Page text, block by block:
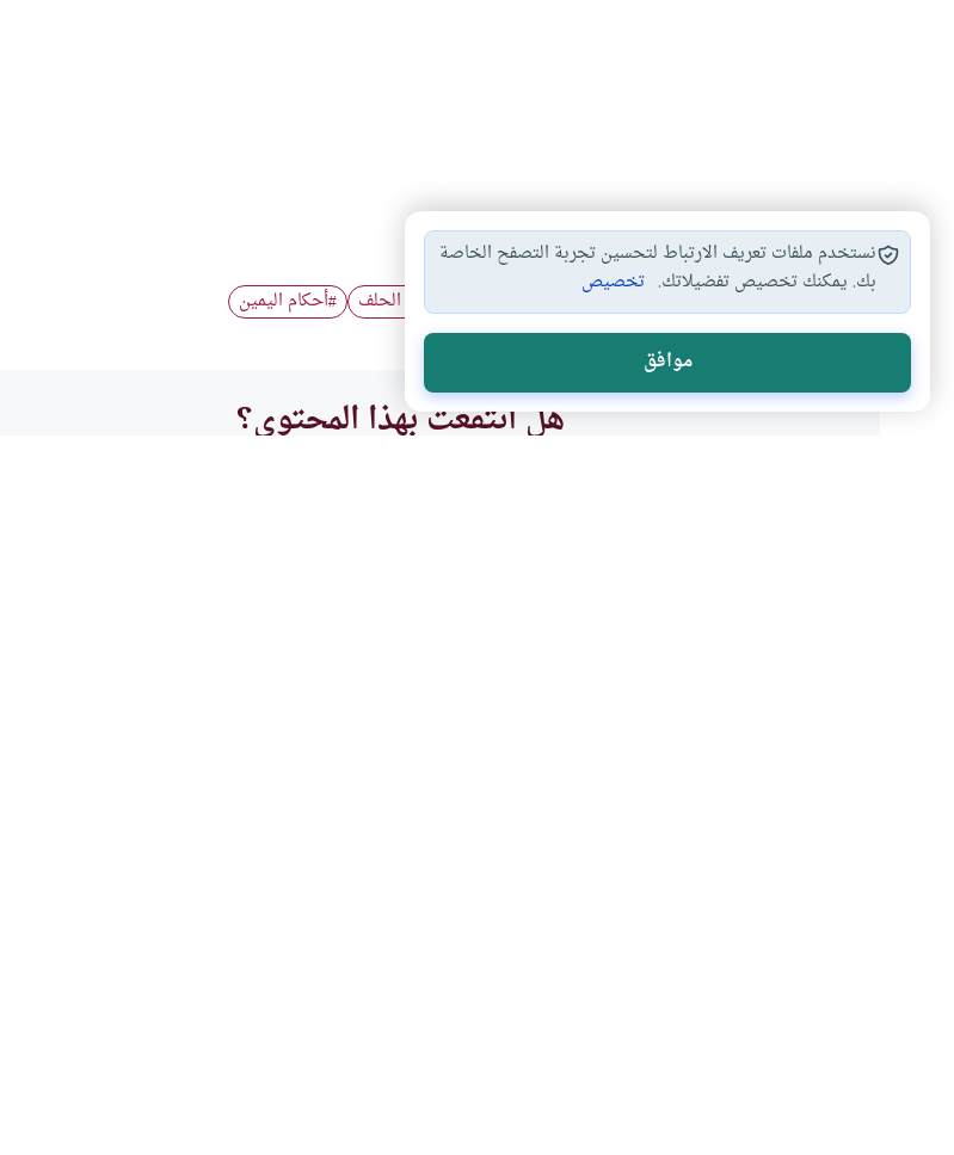
النهي عن الحلف النكول عن اليمين أحكام الحلف #أحكام اليمين
هل انتفعت بهذا المحتوى؟
نستخدم ملفات تعريف الارتباط لتحسين تجربة التصفح الخاصة
بك. يمكنك تخصيص تفضيلاتك. تخصيص
موافق